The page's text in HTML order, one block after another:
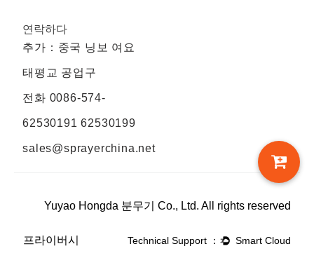
연락하다
추가：중국 닝보 여요
태평교 공업구
전화 0086-574-
62530191 62530199
sales@sprayerchina.net
Yuyao Hongda 분무기 Co., Ltd. All rights reserved
프라이버시